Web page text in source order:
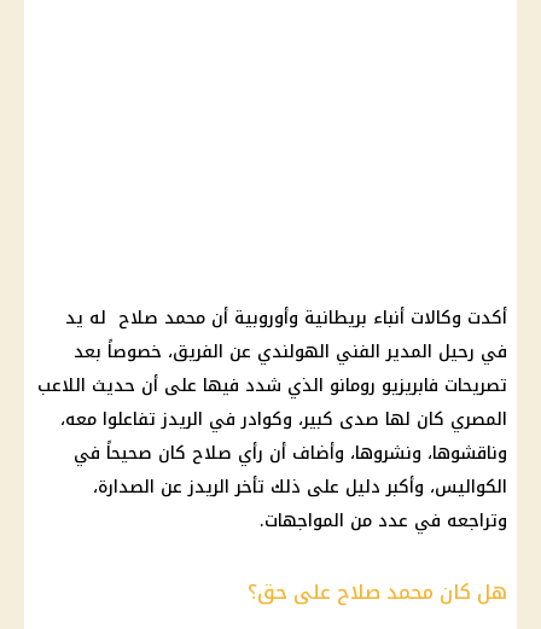
أكدت وكالات أنباء بريطانية وأوروبية أن محمد صلاح له يد
في رحيل المدير الفني الهولندي عن الفريق، خصوصاً بعد
تصريحات فابريزيو رومانو الذي شدد فيها على أن حديث اللاعب
المصري كان لها صدى كبير، وكوادر في الريدز تفاعلوا معه،
وناقشوها، ونشروها، وأضاف أن رأي صلاح كان صحيحاً في
الكواليس، وأكبر دليل على ذلك تأخر الريدز عن الصدارة،
وتراجعه في عدد من المواجهات.
هل كان محمد صلاح على حق؟